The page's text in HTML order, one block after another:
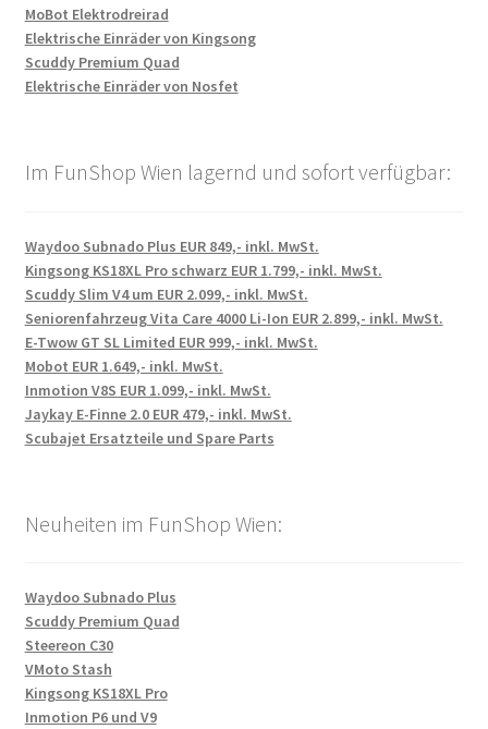
MoBot Elektrodreirad
Elektrische Einräder von Kingsong
Scuddy Premium Quad
Elektrische Einräder von Nosfet
Im FunShop Wien lagernd und sofort verfügbar:
Waydoo Subnado Plus EUR 849,- inkl. MwSt.
Kingsong KS18XL Pro schwarz EUR 1.799,- inkl. MwSt.
Scuddy Slim V4 um EUR 2.099,- inkl. MwSt.
Seniorenfahrzeug Vita Care 4000 Li-Ion EUR 2.899,- inkl. MwSt.
E-Twow GT SL Limited EUR 999,- inkl. MwSt.
Mobot EUR 1.649,- inkl. MwSt.
Inmotion V8S EUR 1.099,- inkl. MwSt.
Jaykay E-Finne 2.0 EUR 479,- inkl. MwSt.
Scubajet Ersatzteile und Spare Parts
Neuheiten im FunShop Wien:
Waydoo Subnado Plus
Scuddy Premium Quad
Steereon C30
VMoto Stash
Kingsong KS18XL Pro
Inmotion P6 und V9